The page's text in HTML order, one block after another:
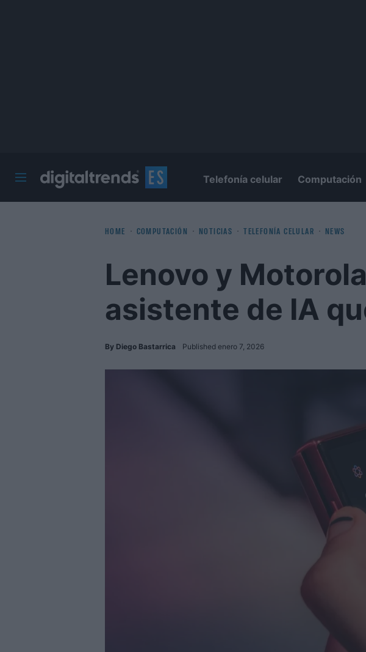
Telefonía celular Computación
HOME COMPUTACIÓN NOTICIAS TELEFONÍA CELULAR NEWS
Lenovo y
asistente de IA
By Diego Bastarrica Published enero 7, 2026